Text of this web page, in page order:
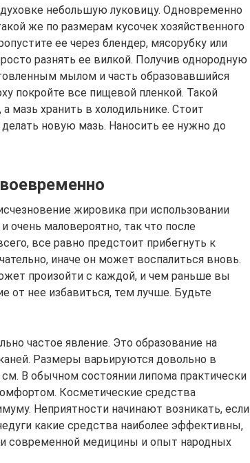
небольшую луковицу. Одновременно
же по размерам кусочек хозяйственного
ее через блендер, мясорубку или
разнять ее вилкой. Получив однородную
мылом и часть образовавшийся
покройте все пищевой пленкой. Такой
мазь хранить в холодильнике. Стоит
новую мазь. Наносить ее нужно до
жировика при использовании
очень маловероятно, так что после
все равно предстоит прибегнуть к
иначе он может воспалиться вновь.
произойти с каждой, и чем раньше вы
от нее избавиться, тем лучше. Будьте
частое явление. Это образование на
Размеры варьируются довольно в
В обычном состоянии липома практически
Косметические средства
Неприятности начинают возникать, если
какие средства наиболее эффективны,
современной медицины и опыт народных